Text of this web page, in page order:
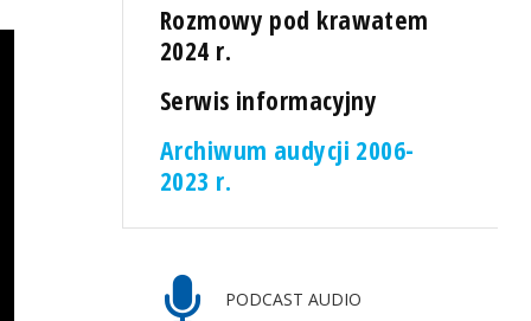
Rozmowy pod krawatem
2024 r.
Serwis informacyjny
Archiwum audycji 2006-
2023 r.
PODCAST AUDIO